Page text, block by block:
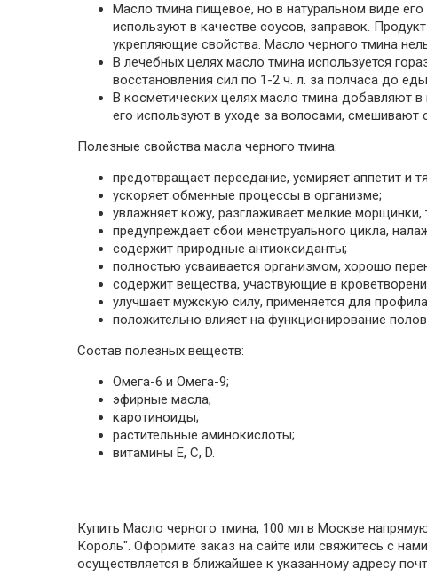
Масло тмина пищевое, но в натуральном виде
используют в качестве соусов, заправок.
укрепляющие свойства. Масло черного тмина
В лечебных целях масло тмина используется
восстановления сил по 1-2 ч. л. за полчаса до
В косметических целях масло тмина добавляют
его используют в уходе за волосами, смешивают
Полезные свойства масла черного тмина:
предотвращает переедание, усмиряет аппетит и
ускоряет обменные процессы в организме;
увлажняет кожу, разглаживает мелкие морщинки,
предупреждает сбои менструального цикла,
содержит природные антиоксиданты;
полностью усваивается организмом, хорошо
содержит вещества, участвующие в
улучшает мужскую силу, применяется для
положительно влияет на функционирование
Состав полезных веществ:
Омега-6 и Омега-9;
эфирные масла;
каротиноиды;
растительные аминокислоты;
витамины E, C, D.
Купить Масло черного тмина, 100 мл в Москве
Король". Оформите заказ на сайте или свяжитесь с
осуществляется в ближайшее к указанному адресу